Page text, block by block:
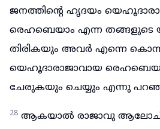
ജനത്തിന്റെ ഹൃദയം
രെഹബെയാം എന്ന തങ്ങളുടെ
തിരികയും അവർ എന്നെ
യെഹൂദാരാജാവായ
ചേരുകയും ചെയ്യും എന്നു
28 ആകയാൽ രാജാവു